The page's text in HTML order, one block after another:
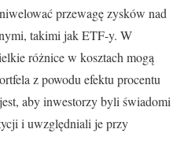
przewagę zysków nad
takimi jak ETF-y. W
różnice w kosztach mogą
z powodu efektu procentu
aby inwestorzy byli świadomi
i uwzględniali je przy